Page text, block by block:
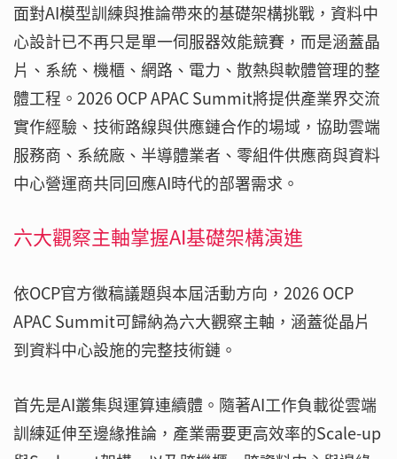
面對AI模型訓練與推論帶來的基礎架構挑戰，資料中
心設計已不再只是單一伺服器效能競賽，而是涵蓋晶
片、系統、機櫃、網路、電力、散熱與軟體管理的整
體工程。2026 OCP APAC Summit將提供產業界交流
實作經驗、技術路線與供應鏈合作的場域，協助雲端
服務商、系統廠、半導體業者、零組件供應商與資料
中心營運商共同回應AI時代的部署需求。
六大觀察主軸掌握AI基礎架構演進
依OCP官方徵稿議題與本屆活動方向，2026 OCP
APAC Summit可歸納為六大觀察主軸，涵蓋從晶片
到資料中心設施的完整技術鏈。
首先是AI叢集與運算連續體。隨著AI工作負載從雲端
訓練延伸至邊緣推論，產業需要更高效率的Scale-up